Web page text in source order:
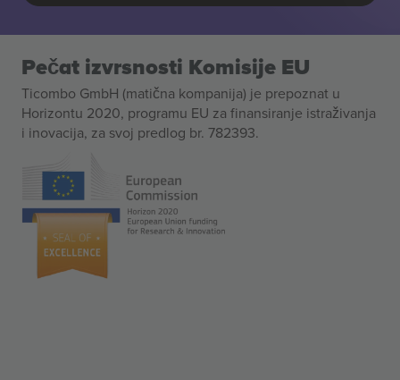
Pečat izvrsnosti Komisije EU
Ticombo GmbH (matična kompanija) je prepoznat u
Horizontu 2020, programu EU za finansiranje istraživanja
i inovacija, za svoj predlog br. 782393.